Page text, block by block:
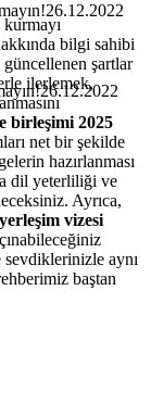
26.12.2022
26.12.2022
bilgi sahibi
güncellenen şartlar
ilerlemek,
birleşimi 2025
net bir şekilde
hazırlanması
dil yeterliliği ve
Ayrıca,
vizesi
sevdiklerinizle aynı
baştan